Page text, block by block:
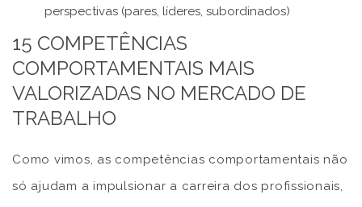
perspectivas (pares, líderes, subordinados)
15 COMPETÊNCIAS
COMPORTAMENTAIS MAIS
VALORIZADAS NO MERCADO DE
TRABALHO
Como vimos, as competências comportamentais não
só ajudam a impulsionar a carreira dos profissionais,